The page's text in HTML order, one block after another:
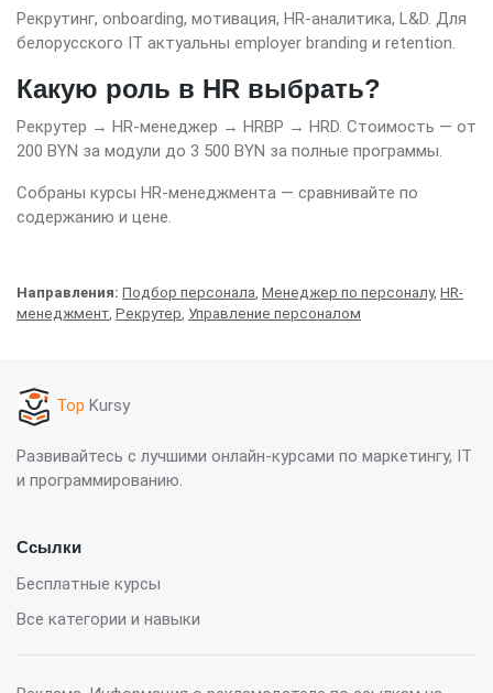
Рекрутинг, onboarding, мотивация, HR-аналитика, L&D. Для
белорусского IT актуальны employer branding и retention.
Какую роль в HR выбрать?
Рекрутер → HR-менеджер → HRBP → HRD. Стоимость — от
200 BYN за модули до 3 500 BYN за полные программы.
Собраны курсы HR-менеджмента — сравнивайте по
содержанию и цене.
Направления: Подбор персонала, Менеджер по персоналу, HR-
менеджмент, Рекрутер, Управление персоналом
Top Kursy
Развивайтесь с лучшими онлайн-курсами по маркетингу, IT
и программированию.
Ссылки
Бесплатные курсы
Все категории и навыки